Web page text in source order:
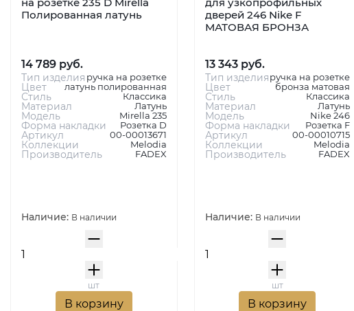
Полированная латунь
14 789 руб.
Тип изделия ручка на розетке
Цвет латунь полированная
Стиль Классика
Материал Латунь
Модель Mirella 235
Форма накладки Розетка D
Артикул 00-00013671
Коллекции Melodia
Производитель FADEX
Наличие: В наличии
шт
В корзину
дверей 246 Nike F
МАТОВАЯ БРОНЗА
13 343 руб.
Тип изделияручка на розетке
Цвет бронза матовая
Стиль Классика
Материал Латунь
Модель Nike 246
Форма накладки Розетка F
Артикул 00-00010715
Коллекции Melodia
Производитель FADEX
Наличие: В наличии
шт
В корзину